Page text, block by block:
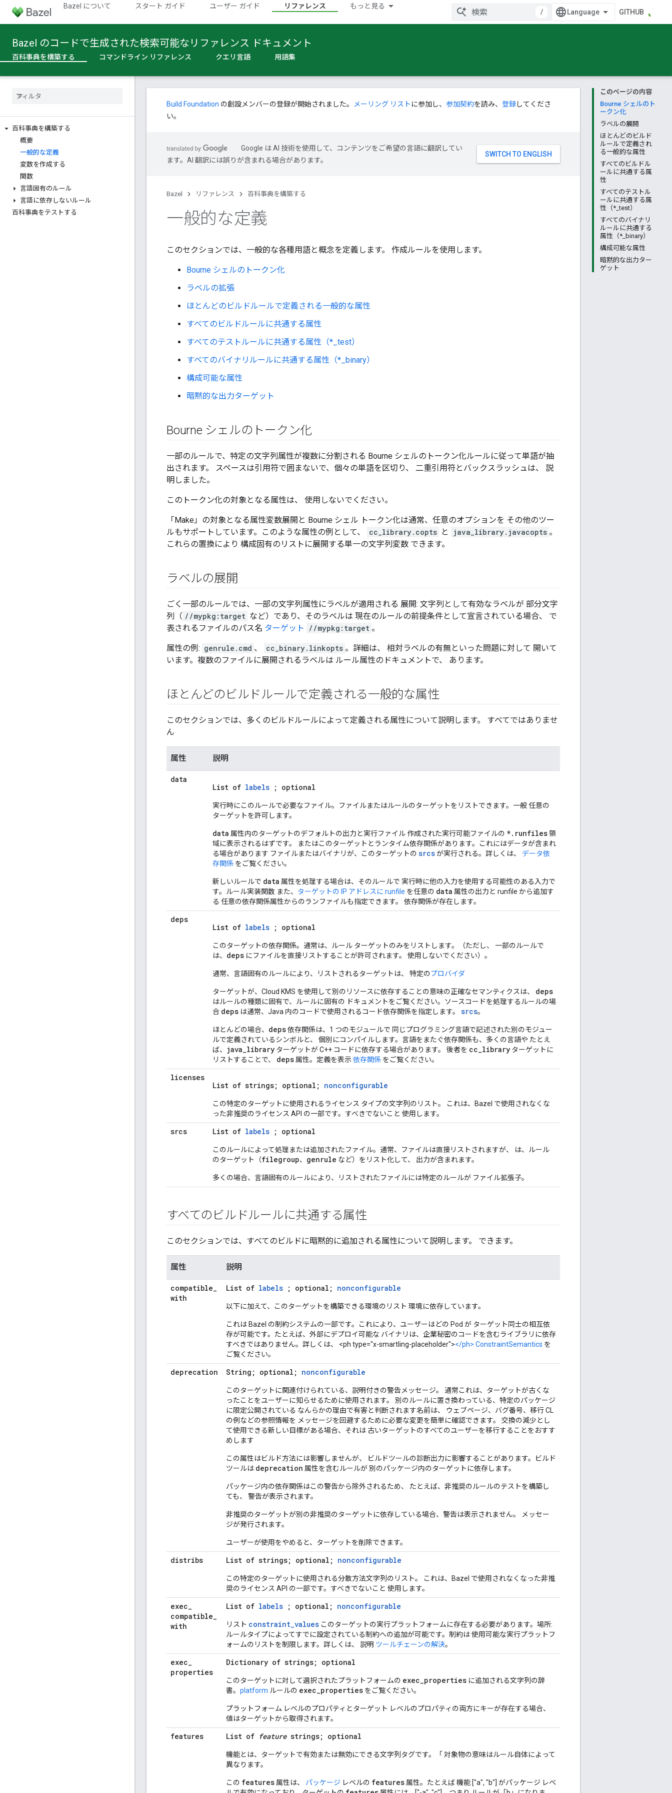
Bazel について スタート ガイド ユーザー ガイド リファレンス もっと見る
/ GITHUB
Bazel のコードで生成された検索可能なリファレンス ドキュメント
百科事典を構築する コマンドライン リファレンス クエリ言語 用語集
百科事典を構築する
概要
一般的な定義
変数を作成する
関数
言語固有のルール
言語に依存しないルール
百科事典をテストする
このページの内容
Bourne シェルのト
ークン化
ラベルの展開
ほとんどのビルド
ルールで定義され
る一般的な属性
すべてのビルドル
ールに共通する属
性
すべてのテストル
ールに共通する属
性（*_test）
すべてのバイナリ
ルールに共通する
属性（*_binary）
構成可能な属性
暗黙的な出力ター
ゲット
Build Foundation の創設メンバーの登録が開始されました。 メーリング リスト に参加し、 参加契約を読み、 登録してくださ
い。
Google は AI 技術を使用して、コンテンツをご希望の言語に翻訳してい
ます。AI 翻訳には誤りが含まれる場合があります。
Bazel リファレンス 百科事典を構築する
一般的な定義
このセクションでは、一般的な各種用語と概念を定義します。 作成ルールを使用します。
Bourne シェルのトークン化
ラベルの拡張
ほとんどのビルドルールで定義される一般的な属性
すべてのビルドルールに共通する属性
すべてのテストルールに共通する属性（*_test）
すべてのバイナリルールに共通する属性（*_binary）
構成可能な属性
暗黙的な出力ターゲット
Bourne シェルのトークン化
一部のルールで、特定の文字列属性が複数に分割される Bourne シェルのトークン化ルールに従って単語が抽
出されます。 スペースは引用符で囲まないで、個々の単語を区切り、 二重引用符とバックスラッシュは、 説
明しました。
このトークン化の対象となる属性は、 使用しないでください。
「Make」の対象となる属性変数展開と Bourne シェル トークン化は通常、任意のオプションを その他のツー
ルもサポートしています。このような属性の例として、
cc_library.copts と java_library.javacopts 。
これらの置換により 構成固有のリストに展開する単一の文字列変数 できます。
ラベルの展開
ごく一部のルールでは、一部の文字列属性にラベルが適用される 展開: 文字列として有効なラベルが 部分文字
列（ //mypkg:target など）であり、そのラベルは 現在のルールの前提条件として宣言されている場合、 で
表されるファイルのパス名 ターゲット //mypkg:target 。
属性の例: genrule.cmd 、 cc_binary.linkopts 。詳細は、 相対ラベルの有無といった問題に対して 開いて
います。複数のファイルに展開されるラベルは ルール属性のドキュメントで、 あります。
ほとんどのビルドルールで定義される一般的な属性
このセクションでは、多くのビルドルールによって定義される属性について説明します。 すべてではありませ
ん
属性 説明
data
List of labels ; optional
実行時にこのルールで必要なファイル。ファイルまたはルールのターゲットをリストできます。一般 任意の
ターゲットを許可します。
data 属性内のターゲットのデフォルトの出力と実行ファイル 作成された実行可能ファイルの *.runfiles領
域に表示されるはずです。 またはこのターゲットとランタイム依存関係があります。これにはデータが含まれ
る場合があります ファイルまたはバイナリが、このターゲットの srcsが実行される。詳しくは、 データ依
存関係 をご覧ください。
新しいルールで data 属性を処理する場合は、そのルールで 実行時に他の入力を使用する可能性のある入力で
す。ルール実装関数 また、 ターゲットの IP アドレスに runfile を任意の data 属性の出力と runfile から追加す
る 任意の依存関係属性からのランファイルも指定できます。 依存関係が存在します。
deps
List of labels ; optional
このターゲットの依存関係。通常は、ルール ターゲットのみをリストします。（ただし、 一部のルールで
は、 deps にファイルを直接リストすることが許可されます。 使用しないでください）。
通常、言語固有のルールにより、リストされるターゲットは、 特定のプロバイダ
ターゲットが、Cloud KMS を使用して別のリソースに依存することの意味の正確なセマンティクスは、 deps
はルールの種類に固有で、ルールに固有の ドキュメントをご覧ください。ソースコードを処理するルールの場
合 deps は通常、Java 内のコードで使用されるコード依存関係を指定します。 srcs。
ほとんどの場合、 deps依存関係は、1 つのモジュールで 同じプログラミング言語で記述された別のモジュー
ルで定義されているシンボルと、 個別にコンパイルします。言語をまたぐ依存関係も、多くの言語や たとえ
ば、 java_library ターゲットが C++ コードに依存する場合があります。 後者を cc_library ターゲットに
リストすることで、 deps 属性。定義を表示依存関係 をご覧ください。
licenses
List of strings; optional; nonconfigurable
この特定のターゲットに使用されるライセンス タイプの文字列のリスト。 これは、Bazel で使用されなくな
った非推奨のライセンス API の一部です。すべきでないこと 使用します。
srcs List of labels ; optional
このルールによって処理または追加されたファイル。通常、ファイルは直接リストされますが、 は、ルール
のターゲット（filegroup、 genrule など）をリスト化して、 出力が含まれます。
多くの場合、言語固有のルールにより、リストされたファイルには特定のルールが ファイル拡張子。
すべてのビルドルールに共通する属性
このセクションでは、すべてのビルドに暗黙的に追加される属性について説明します。 できます。
属性 説明
compatible_
with
List of labels ; optional; nonconfigurable
以下に加えて、このターゲットを構築できる環境のリスト 環境に依存しています。
これは Bazel の制約システムの一部です。これにより、ユーザーはどの Pod が ターゲット同士の相互依
存が可能です。たとえば、外部にデプロイ可能な バイナリは、企業秘密のコードを含むライブラリに依存
すべきではありません。詳しくは、 <ph type="x-smartling-placeholder"></ph> ConstraintSemantics を
ご覧ください。
deprecation String; optional; nonconfigurable
このターゲットに関連付けられている、説明付きの警告メッセージ。 通常これは、ターゲットが古くな
ったことをユーザーに知らせるために使用されます。 別のルールに置き換わっている、特定のパッケージ
に限定公開されている なんらかの理由で有害と判断されます名前は、 ウェブページ、バグ番号、移行 CL
の例などの参照情報を メッセージを回避するために必要な変更を簡単に確認できます。 交換の減少とし
て使用できる新しい目標がある場合、それは 古いターゲットのすべてのユーザーを移行することをおすす
めします
この属性はビルド方法には影響しませんが、 ビルドツールの診断出力に影響することがあります。ビルド
ツールは deprecation 属性を含むルールが 別のパッケージ内のターゲットに依存します。
パッケージ内の依存関係はこの警告から除外されるため、 たとえば、非推奨のルールのテストを構築し
ても、 警告が表示されます。
非推奨のターゲットが別の非推奨のターゲットに依存している場合、警告は表示されません。 メッセー
ジが発行されます。
ユーザーが使用をやめると、ターゲットを削除できます。
distribs List of strings; optional; nonconfigurable
この特定のターゲットに使用される分散方法文字列のリスト。 これは、Bazel で使用されなくなった非推
奨のライセンス API の一部です。すべきでないこと 使用します。
exec_
compatible_
with
List of labels ; optional; nonconfigurable
リスト constraint_values このターゲットの実行プラットフォームに存在する必要があります。場所:
ルールタイプによってすでに設定されている制約への追加が可能です。制約は 使用可能な実行プラットフ
ォームのリストを制限します。詳しくは、 説明 ツールチェーンの解決。
exec_
properties
Dictionary of strings; optional
このターゲットに対して選択されたプラットフォームの exec_properties に追加される文字列の辞
書。 platform ルールの exec_properties をご覧ください。
プラットフォーム レベルのプロパティとターゲット レベルのプロパティの両方にキーが存在する場合、
値はターゲットから取得されます。
features List of featurestrings; optional
機能とは、ターゲットで有効または無効にできる文字列タグです。「 対象物の意味はルール自体によって
異なります。
この features 属性は、 パッケージ レベルの features 属性。たとえば 機能 ["a", "b"] がパッケージ レベ